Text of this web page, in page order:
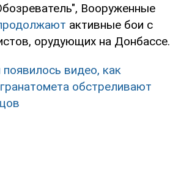
Вооруженные
активные бои с
орудующих на Донбассе.
появилось видео, как
обстреливают